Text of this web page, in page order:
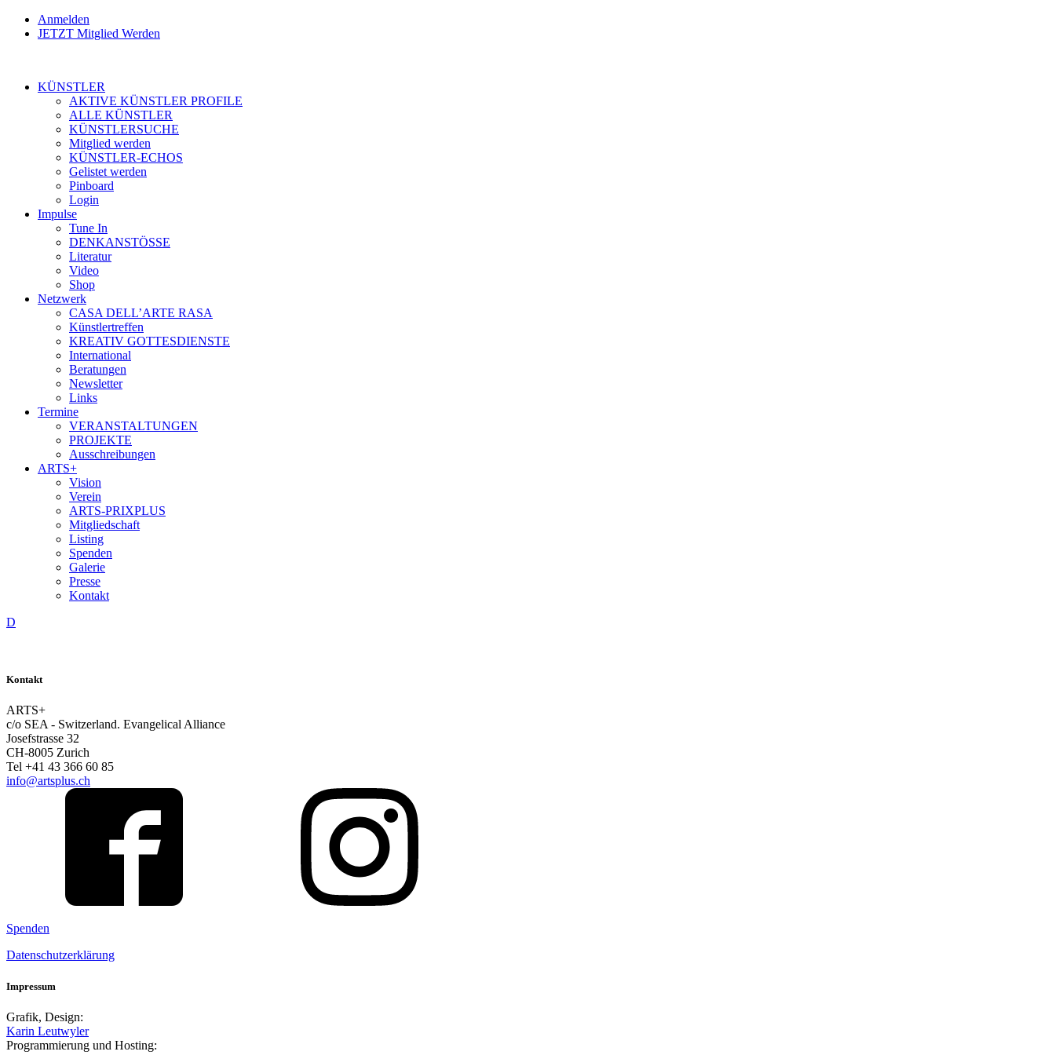
Anmelden
JETZT Mitglied Werden
KÜNSTLER
AKTIVE KÜNSTLER PROFILE
ALLE KÜNSTLER
KÜNSTLERSUCHE
Mitglied werden
KÜNSTLER-ECHOS
Gelistet werden
Pinboard
Login
Impulse
Tune In
DENKANSTÖSSE
Literatur
Video
Shop
Netzwerk
CASA DELL’ARTE RASA
Künstlertreffen
KREATIV GOTTESDIENSTE
International
Beratungen
Newsletter
Links
Termine
VERANSTALTUNGEN
PROJEKTE
Ausschreibungen
ARTS+
Vision
Verein
ARTS-PRIXPLUS
Mitgliedschaft
Listing
Spenden
Galerie
Presse
Kontakt
D
Kontakt
ARTS+
c/o SEA - Switzerland. Evangelical Alliance
Josefstrasse 32
CH-8005 Zurich
Tel +41 43 366 60 85
info@artsplus.ch
Spenden
Datenschutzerklärung
Impressum
Grafik, Design:
Karin Leutwyler
Programmierung und Hosting: